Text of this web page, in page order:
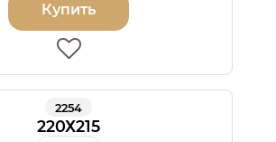
Купить
2254
220Х215